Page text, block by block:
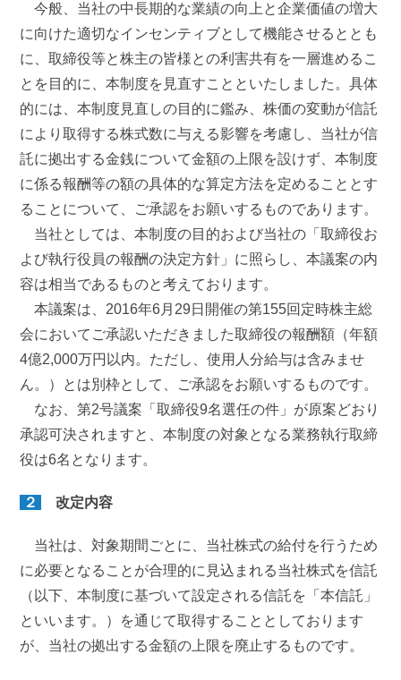
今般、当社の中長期的な業績の向上と企業価値の増大
に向けた適切なインセンティブとして機能させるととも
に、取締役等と株主の皆様との利害共有を一層進めるこ
とを目的に、本制度を見直すことといたしました。具体
的には、本制度見直しの目的に鑑み、株価の変動が信託
により取得する株式数に与える影響を考慮し、当社が信
託に拠出する金銭について金額の上限を設けず、本制度
に係る報酬等の額の具体的な算定方法を定めることとす
ることについて、ご承認をお願いするものであります。
当社としては、本制度の目的および当社の「取締役お
よび執行役員の報酬の決定方針」に照らし、本議案の内
容は相当であるものと考えております。
本議案は、2016年6月29日開催の第155回定時株主総
会においてご承認いただきました取締役の報酬額（年額
4億2,000万円以内。ただし、使用人分給与は含みませ
ん。）とは別枠として、ご承認をお願いするものです。
なお、第2号議案「取締役9名選任の件」が原案どおり
承認可決されますと、本制度の対象となる業務執行取締
役は6名となります。
２ 改定内容
当社は、対象期間ごとに、当社株式の給付を行うため
に必要となることが合理的に見込まれる当社株式を信託
（以下、本制度に基づいて設定される信託を「本信託」
といいます。）を通じて取得することとしております
が、当社の拠出する金額の上限を廃止するものです。